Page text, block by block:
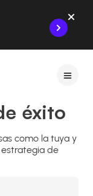
éxito
como la tuya y
de